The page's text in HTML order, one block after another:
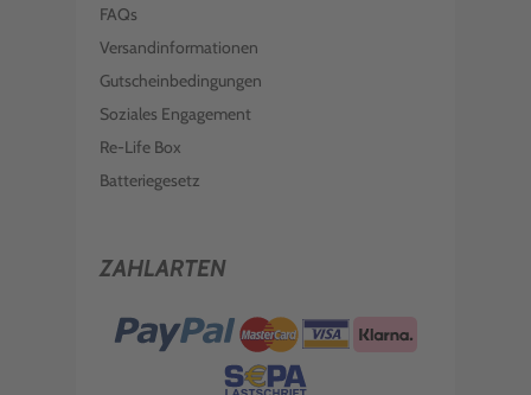
FAQs
Versandinformationen
Gutscheinbedingungen
Soziales Engagement
Re-Life Box
Batteriegesetz
ZAHLARTEN